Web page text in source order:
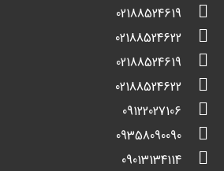
02188524619
02188524622
02188524619
02188524622
09122027106
09358090090
09013134114